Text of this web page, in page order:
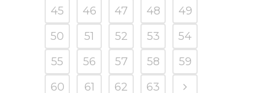
45
46 47 48
49
50
51 52 53
54
55
56 57 58
59
60
61 62 63